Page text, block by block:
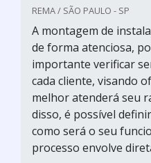
REMA / SÃO PAULO - SP
A montagem de
de forma atenciosa,
importante verificar
cada cliente, visando
melhor atenderá seu
disso, é possível
como será o seu
processo envolve